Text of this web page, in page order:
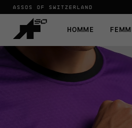
ASSOS OF SWITZERLAND
HOMME